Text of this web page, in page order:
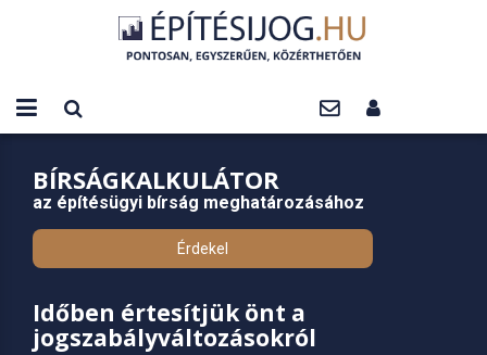
BÍRSÁGKALKULÁTOR
az építésügyi bírság meghatározásához
Érdekel
Időben értesítjük önt a
jogszabályváltozásokról